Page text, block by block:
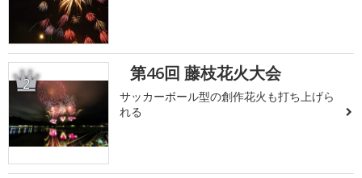
2 第46回 藤枝花火大会
サッカーボール型の創作花火も打ち上げら
れる